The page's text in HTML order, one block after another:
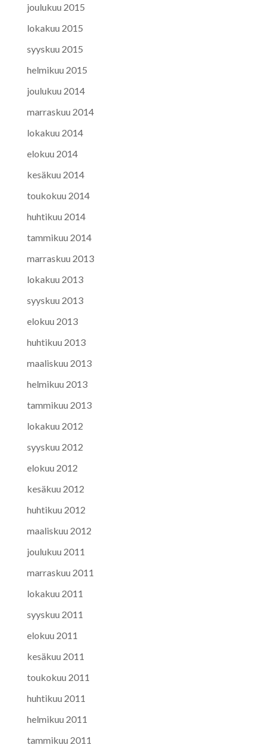
joulukuu 2015
lokakuu 2015
syyskuu 2015
helmikuu 2015
joulukuu 2014
marraskuu 2014
lokakuu 2014
elokuu 2014
kesäkuu 2014
toukokuu 2014
huhtikuu 2014
tammikuu 2014
marraskuu 2013
lokakuu 2013
syyskuu 2013
elokuu 2013
huhtikuu 2013
maaliskuu 2013
helmikuu 2013
tammikuu 2013
lokakuu 2012
syyskuu 2012
elokuu 2012
kesäkuu 2012
huhtikuu 2012
maaliskuu 2012
joulukuu 2011
marraskuu 2011
lokakuu 2011
syyskuu 2011
elokuu 2011
kesäkuu 2011
toukokuu 2011
huhtikuu 2011
helmikuu 2011
tammikuu 2011